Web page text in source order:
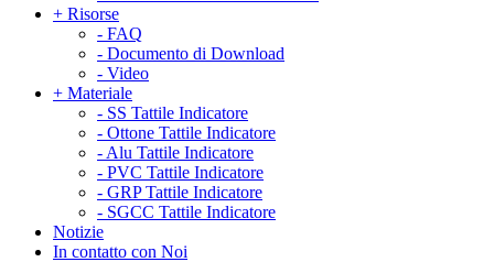
+ Risorse
- FAQ
- Documento di Download
- Video
+ Materiale
- SS Tattile Indicatore
- Ottone Tattile Indicatore
- Alu Tattile Indicatore
- PVC Tattile Indicatore
- GRP Tattile Indicatore
- SGCC Tattile Indicatore
Notizie
In contatto con Noi